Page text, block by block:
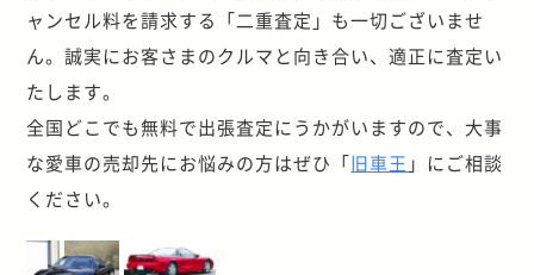
ャンセル料を請求する「二重査定」も一切ございませ
ん。誠実にお客さまのクルマと向き合い、適正に査定い
たします。
全国どこでも無料で出張査定にうかがいますので、大事
な愛車の売却先にお悩みの方はぜひ「旧車王 」にご相談
ください。